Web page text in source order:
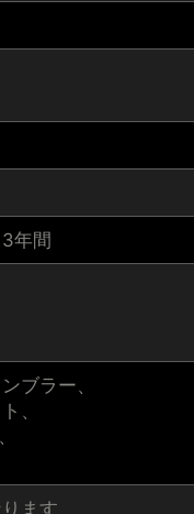
年間
ブラー、
、
ます